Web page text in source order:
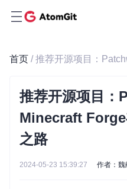
首页
推荐开源项目：
Minecraft
之路
2024-05-23 15:39:27 作者：